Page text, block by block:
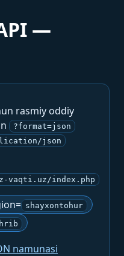
—
rasmiy oddiy
?format=json
json
vaqti.uz/index.php
shayxontohur
namunasi